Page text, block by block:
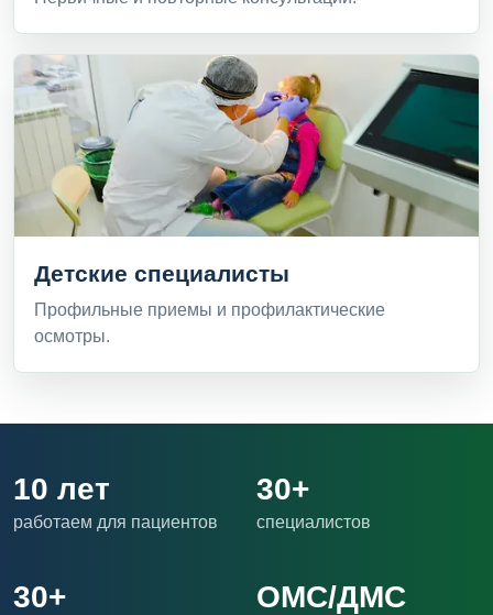
Детские специалисты
Профильные приемы и профилактические
осмотры.
10 лет
работаем для пациентов
30+
специалистов
30+ ОМС/ДМС